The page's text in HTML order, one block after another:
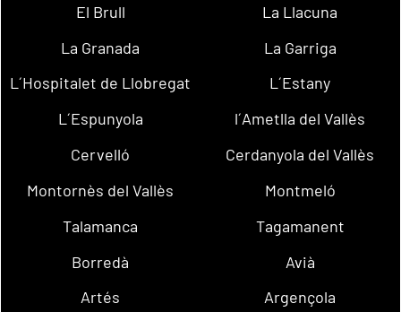
El Brull
La Llacuna
La Granada
La Garriga
L´Hospitalet de Llobregat
L´Estany
L´Espunyola
l´Ametlla del Vallès
Cervelló
Cerdanyola del Vallès
Montornès del Vallès
Montmeló
Talamanca
Tagamanent
Borredà
Avià
Artés
Argençola